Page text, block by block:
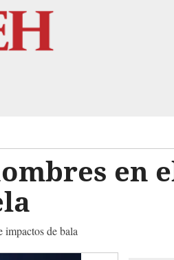
en
impactos de bala